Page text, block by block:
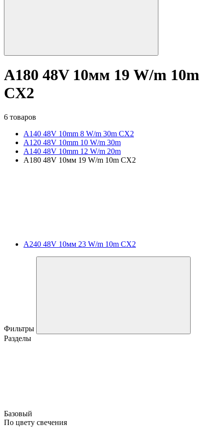
A180 48V 10мм 19 W/m 10m
CX2
6 товаров
A140 48V 10mm 8 W/m 30m CX2
A120 48V 10mm 10 W/m 30m
A140 48V 10mm 12 W/m 20m
A180 48V 10мм 19 W/m 10m CX2
A240 48V 10мм 23 W/m 10m CX2
Фильтры
Разделы
Базовый
По цвету свечения